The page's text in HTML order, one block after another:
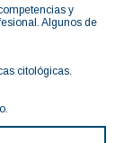
y
Algunos de
citológicas.